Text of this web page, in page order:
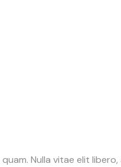
Nulla vitae elit